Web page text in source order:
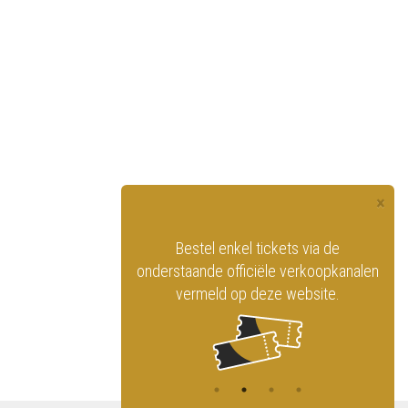
×
Bestel enkel tickets via de
onderstaande officiële verkoopkanalen
vermeld op deze website.